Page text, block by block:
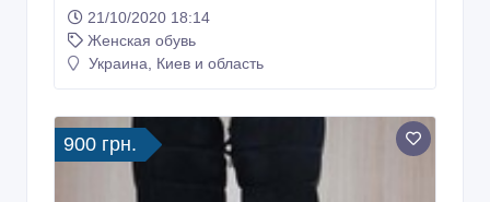
21/10/2020 18:14
Женская обувь
Украина, Киев и область
900 грн.